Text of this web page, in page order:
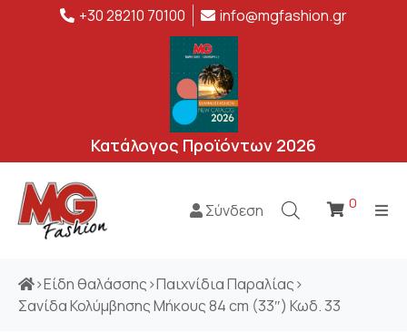
+30 28210 70100 info@mgfashion.gr
Κατάλογος Προϊόντων 2026
Σύνδεση 0
>Είδη θαλάσσης>Παιχνίδια Παραλίας>
Σανίδα Κολύμβησης Μήκους 84 cm (33″) Κωδ. 33